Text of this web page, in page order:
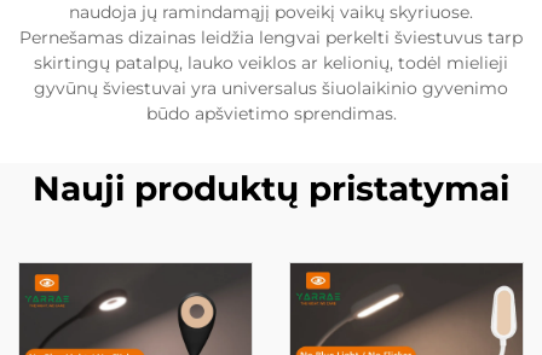
naudoja jų ramindamąjį poveikį vaikų skyriuose.
Pernešamas dizainas leidžia lengvai perkelti šviestuvus tarp
skirtingų patalpų, lauko veiklos ar kelionių, todėl mielieji
gyvūnų šviestuvai yra universalus šiuolaikinio gyvenimo
būdo apšvietimo sprendimas.
Nauji produktų pristatymai